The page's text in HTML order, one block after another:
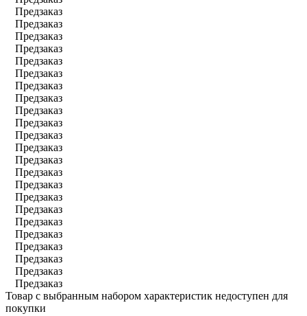
Предзаказ
Предзаказ
Предзаказ
Предзаказ
Предзаказ
Предзаказ
Предзаказ
Предзаказ
Предзаказ
Предзаказ
Предзаказ
Предзаказ
Предзаказ
Предзаказ
Предзаказ
Предзаказ
Предзаказ
Предзаказ
Предзаказ
Предзаказ
Предзаказ
Предзаказ
Предзаказ
Товар с выбранным набором характеристик недоступен для
покупки